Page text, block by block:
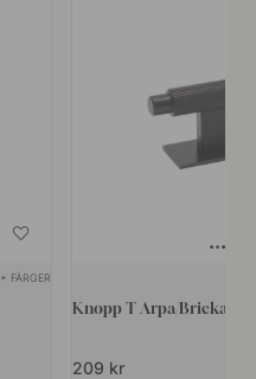
+ FÄRGER
Knopp T Arpa/Bricka -
209 kr